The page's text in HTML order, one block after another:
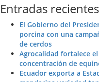
Entradas recientes
El Gobierno del
porcina con una
de cerdos
Agrocalidad fortalece
concentración de
Ecuador exporta a